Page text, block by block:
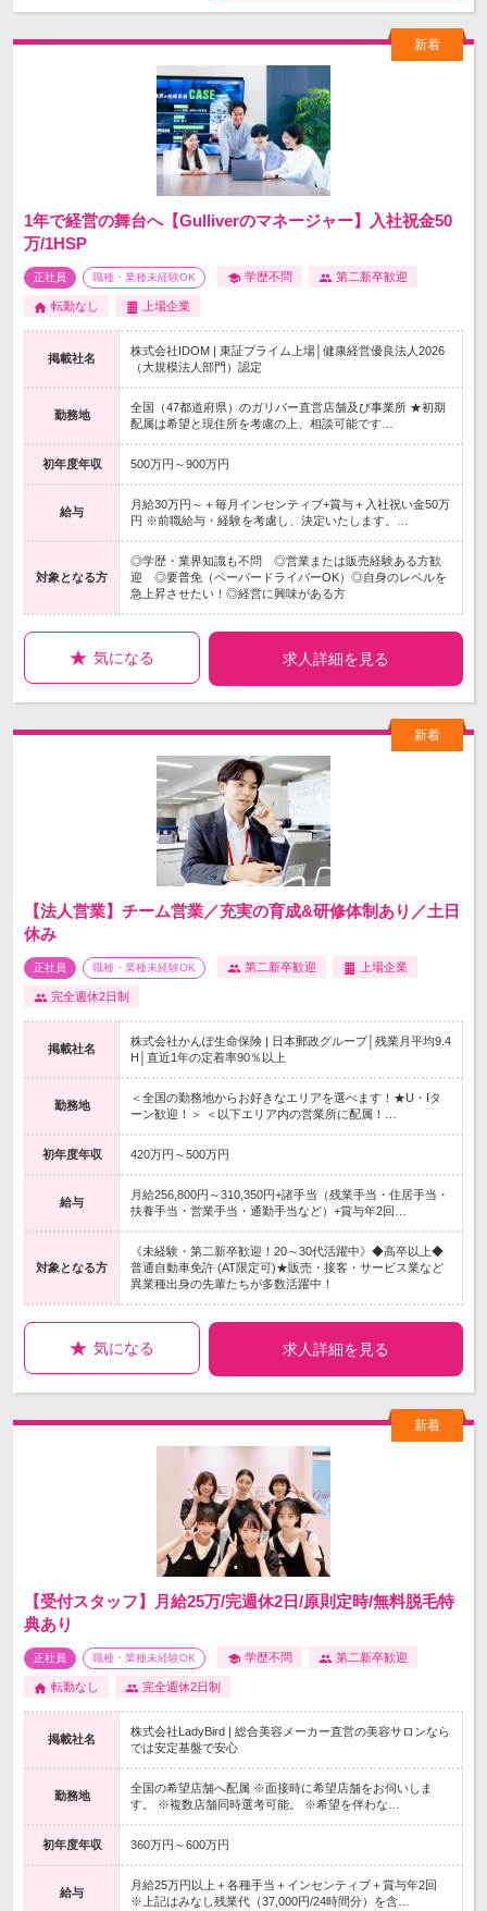
1年で経営の舞台へ【Gulliverのマネージャー】入社祝金50
万/1HSP
正社員 職種・業種未経験OK 学歴不問 第二新卒歓迎
転勤なし 上場企業
掲載社名
株式会社IDOM | 東証プライム上場│健康経営優良法人2026
（大規模法人部門）認定
勤務地
全国（47都道府県）のガリバー直営店舗及び事業所 ★初期
配属は希望と現住所を考慮の上、相談可能です…
初年度年収 500万円～900万円
給与
月給30万円～＋毎月インセンティブ+賞与＋入社祝い金50万
円 ※前職給与・経験を考慮し、決定いたします。…
対象となる方
◎学歴・業界知識も不問 ◎営業または販売経験ある方歓
迎 ◎要普免（ペーパードライバーOK）◎自身のレベルを
急上昇させたい！◎経営に興味がある方
気になる 求人詳細を見る
【法人営業】チーム営業／充実の育成&研修体制あり／土日
休み
正社員 職種・業種未経験OK 第二新卒歓迎 上場企業
完全週休2日制
掲載社名
株式会社かんぽ生命保険 | 日本郵政グループ│残業月平均9.4
H│直近1年の定着率90％以上
勤務地
＜全国の勤務地からお好きなエリアを選べます！★U・Iタ
ーン歓迎！＞ ＜以下エリア内の営業所に配属！…
初年度年収 420万円～500万円
給与
月給256,800円～310,350円+諸手当（残業手当・住居手当・
扶養手当・営業手当・通勤手当など）+賞与年2回…
対象となる方
《未経験・第二新卒歓迎！20～30代活躍中》◆高卒以上◆
普通自動車免許 (AT限定可)★販売・接客・サービス業など
異業種出身の先輩たちが多数活躍中！
気になる 求人詳細を見る
【受付スタッフ】月給25万/完週休2日/原則定時/無料脱毛特
典あり
正社員 職種・業種未経験OK 学歴不問 第二新卒歓迎
転勤なし 完全週休2日制
掲載社名
株式会社LadyBird | 総合美容メーカー直営の美容サロンなら
では安定基盤で安心
勤務地
全国の希望店舗へ配属 ※面接時に希望店舗をお伺いしま
す。 ※複数店舗同時選考可能。 ※希望を伴わな…
初年度年収 360万円～600万円
給与
月給25万円以上＋各種手当＋インセンティブ＋賞与年2回
※上記はみなし残業代（37,000円/24時間分）を含…